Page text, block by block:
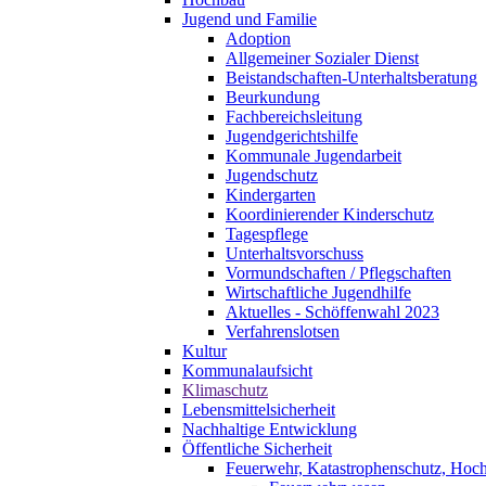
Jugend und Familie
Adoption
Allgemeiner Sozialer Dienst
Beistandschaften-Unterhaltsberatung
Beurkundung
Fachbereichsleitung
Jugendgerichtshilfe
Kommunale Jugendarbeit
Jugendschutz
Kindergarten
Koordinierender Kinderschutz
Tagespflege
Unterhaltsvorschuss
Vormundschaften / Pflegschaften
Wirtschaftliche Jugendhilfe
Aktuelles - Schöffenwahl 2023
Verfahrenslotsen
Kultur
Kommunalaufsicht
Klimaschutz
Lebensmittelsicherheit
Nachhaltige Entwicklung
Öffentliche Sicherheit
Feuerwehr, Katastrophenschutz,